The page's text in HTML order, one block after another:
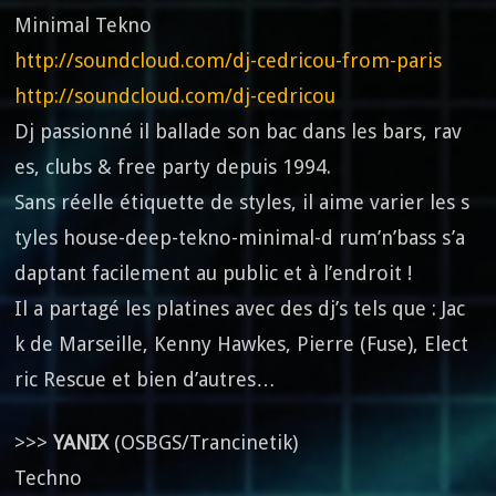
Minimal Tekno
http://soundcloud.com/dj-cedricou-from-paris
http://soundcloud.com/dj-cedricou
Dj passionné il ballade son bac dans les bars, rav
es, clubs & free party depuis 1994.
Sans réelle étiquette de styles, il aime varier les s
tyles house-deep-tekno-minimal-d rum’n’bass s’a
daptant facilement au public et à l’endroit !
Il a partagé les platines avec des dj’s tels que : Jac
k de Marseille, Kenny Hawkes, Pierre (Fuse), Elect
ric Rescue et bien d’autres…
>>> YANIX(OSBGS/Trancinetik)
Techno